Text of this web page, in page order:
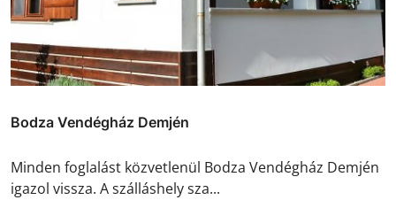
Bodza Vendégház Demjén
Minden foglalást közvetlenül Bodza Vendégház Demjén
igazol vissza. A szálláshely sza...